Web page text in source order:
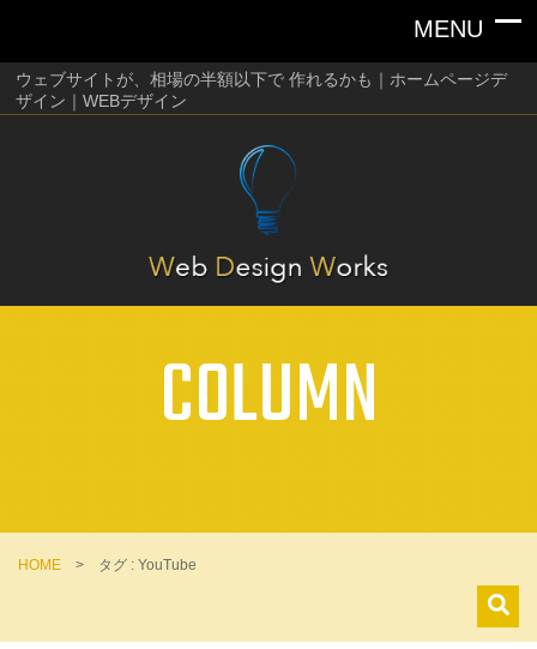
ウェブサイトが、相場の半額以下で 作れるかも｜ホームページデ
ザイン｜WEBデザイン
COLUMN
HOME > タグ : YouTube